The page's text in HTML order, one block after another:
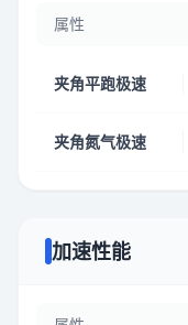
属性
夹角平跑极速
夹角氮气极速
加速性能